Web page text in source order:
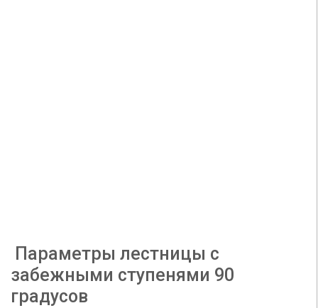
Параметры лестницы с
забежными ступенями 90
градусов